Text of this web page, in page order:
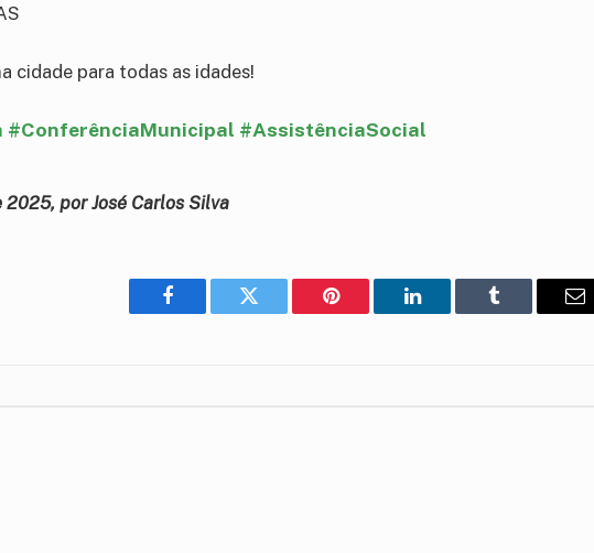
cidade para todas as idades!
#ConferênciaMunicipal #AssistênciaSocial
por José Carlos Silva
Facebook Twitter Pinterest LinkedIn Tumblr
E-